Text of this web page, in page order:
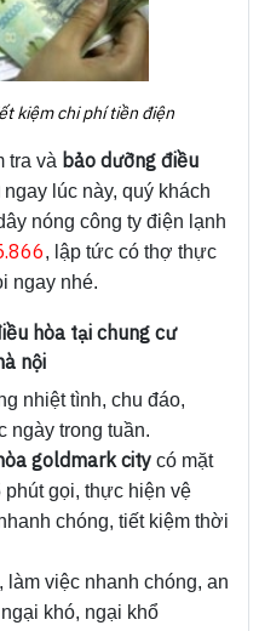
kiệm chi phí tiền điện
tra và bảo dưỡng điều
ngay lúc này, quý khách
nóng công ty điện lạnh
, lập tức có thợ thực
ngay nhé.
hòa tại chung cư
nội
nhiệt tình, chu đáo,
ngày trong tuần.
goldmark city có mặt
gọi, thực hiện vệ
chóng, tiết kiệm thời
làm việc nhanh chóng, an
khó, ngại khổ